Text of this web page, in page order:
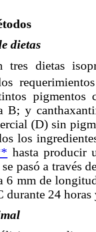
dietas
tres dietas
pigmentos
B; y
(D) sin
los
hasta producir
se pasó a través
6 mm de
durante 24